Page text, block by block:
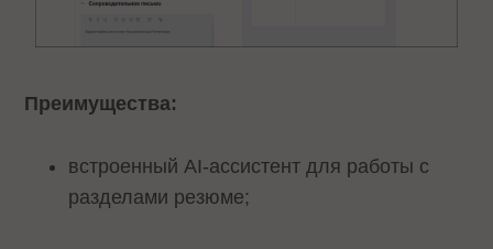
Преимущества:
встроенный AI-ассистент для работы с
разделами резюме;